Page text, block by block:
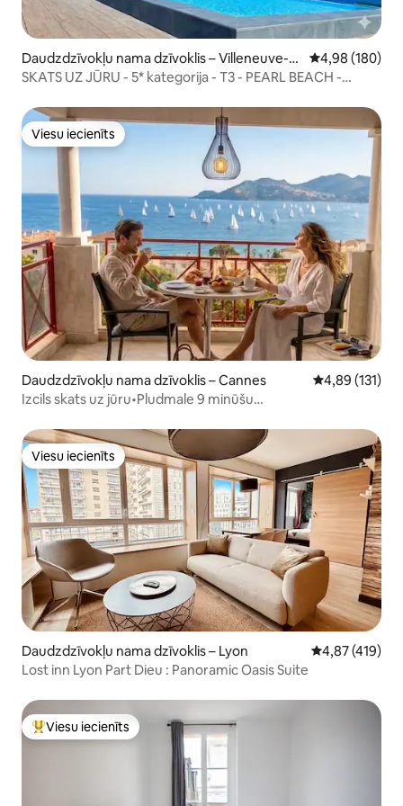
Daudzdzīvokļu nama dzīvoklis – Villeneuve-L
oubet
Vidējais
4,98 (180)
SKATS UZ JŪRU - 5* kategorija - T3 - PEARL BEACH -
Viesu iecienīts
Viesu iecienīts
Daudzdzīvokļu nama dzīvoklis – Cannes Vidējais
4,89 (131)
Izcils skats uz jūru•Pludmale 9 minūšu
Viesu iecienīts
Viesu iecienīts
Daudzdzīvokļu nama dzīvoklis – Lyon Vidējais
4,87 (419)
Lost inn Lyon Part Dieu : Panoramic Oasis Suite
Populārs viesu iecienīts mājoklis
Viesu iecienīts